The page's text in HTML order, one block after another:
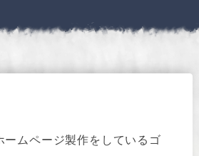
ームページ製作をしているゴ